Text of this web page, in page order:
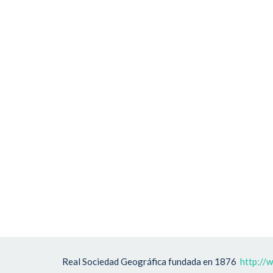
Real Sociedad Geográfica fundada en 1876 http://